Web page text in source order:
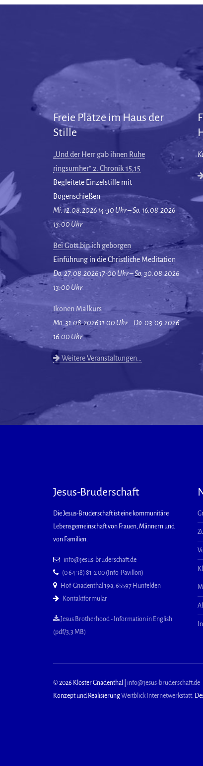
Freie Plätze im Haus der
Stille
„Und der Herr gab ihnen Ruhe
ringsumher“ 2. Chronik 15,15
Begleitete Einzelstille mit
Bogenschießen
Mi. 12.08.2026 14:30 Uhr – So. 16.08.2026
13:00 Uhr
Bei Gott bin ich geborgen
Einführung in die Christliche Meditation
Do. 27.08.2026 17:00 Uhr – So. 30.08.2026
13:00 Uhr
Ikonen Malkurs
Mo. 31.08.2026 11:00 Uhr – Do. 03.09.2026
16:00 Uhr
Weitere Veranstaltungen…
Jesus-Bruderschaft
Die Jesus-Bruderschaft ist eine kommunitäre
Lebensgemeinschaft von Frauen, Männern und
von Familien.
info@jesus-bruderschaft.de
(0 64 38) 81-2 00 (Info-Pavillon)
Hof-Gnadenthal 19a, 65597 Hünfelden
Kontaktformular
Jesus Brotherhood - Information in English
(pdf/3,3 MB)
© 2026 Kloster Gnadenthal | info@jesus-bruderschaft.de
Konzept und RealisierungWeitblick Internetwerkstatt.